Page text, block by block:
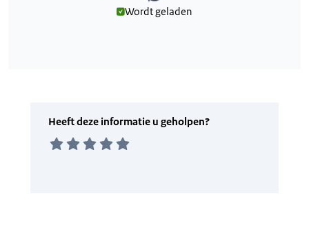
Wordt geladen